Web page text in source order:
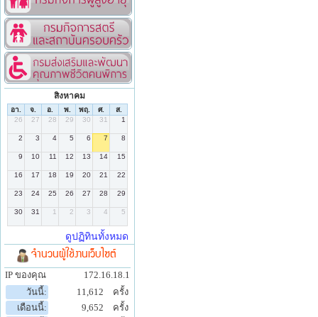
สิงหาคม
จำนวนผู้ใช้งานเว็บไซต์
IP ของคุณ
172.16.18.1
วันนี้:
11,612
ครั้ง
เดือนนี้:
9,652
ครั้ง